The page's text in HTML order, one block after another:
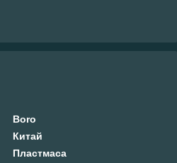
Boro
Китай
Пластмаса